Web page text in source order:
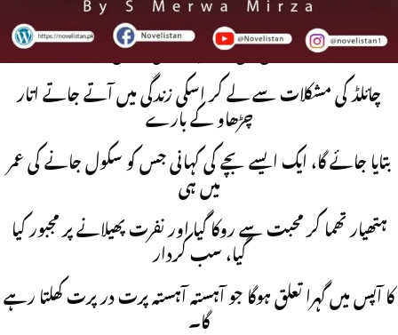
یہ کہانی انتقام اور محبت کی ایک الگ سی تکرار پر مشتمل ہوگی
جس میں آپکو ایک فیملی بروکن
چائلڈ کی مشکلات سے لے کر اسکی زندگی میں آتے جاتے اتار
چڑھاو کے بارے
بتایا جائے گا، ایک ایسے بچے کی کہانی جس کو سکول جانے کی عمر
میں ہی
ہتھیار تھما کر محبت سے روکا گیا اور نفرت پھیلانے پر مجبور کیا
گیا، سب کردار
کا آپس میں گہرا تعلق ہوگا جو آہستہ آہستہ پرت در پرت کھلتا رہے
گا۔